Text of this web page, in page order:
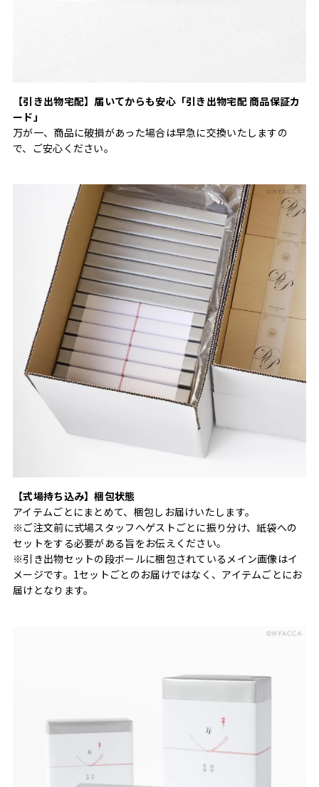
【引き出物宅配】届いてからも安心「引き出物宅配 商品保証カ
ード」
万が一、商品に破損があった場合は早急に交換いたしますの
で、ご安心ください。
【式場持ち込み】梱包状態
アイテムごとにまとめて、梱包しお届けいたします。
※ご注文前に式場スタッフへゲストごとに振り分け、紙袋への
セットをする必要がある旨をお伝えください。
※引き出物セットの段ボールに梱包されているメイン画像はイ
メージです。1セットごとのお届けではなく、アイテムごとにお
届けとなります。